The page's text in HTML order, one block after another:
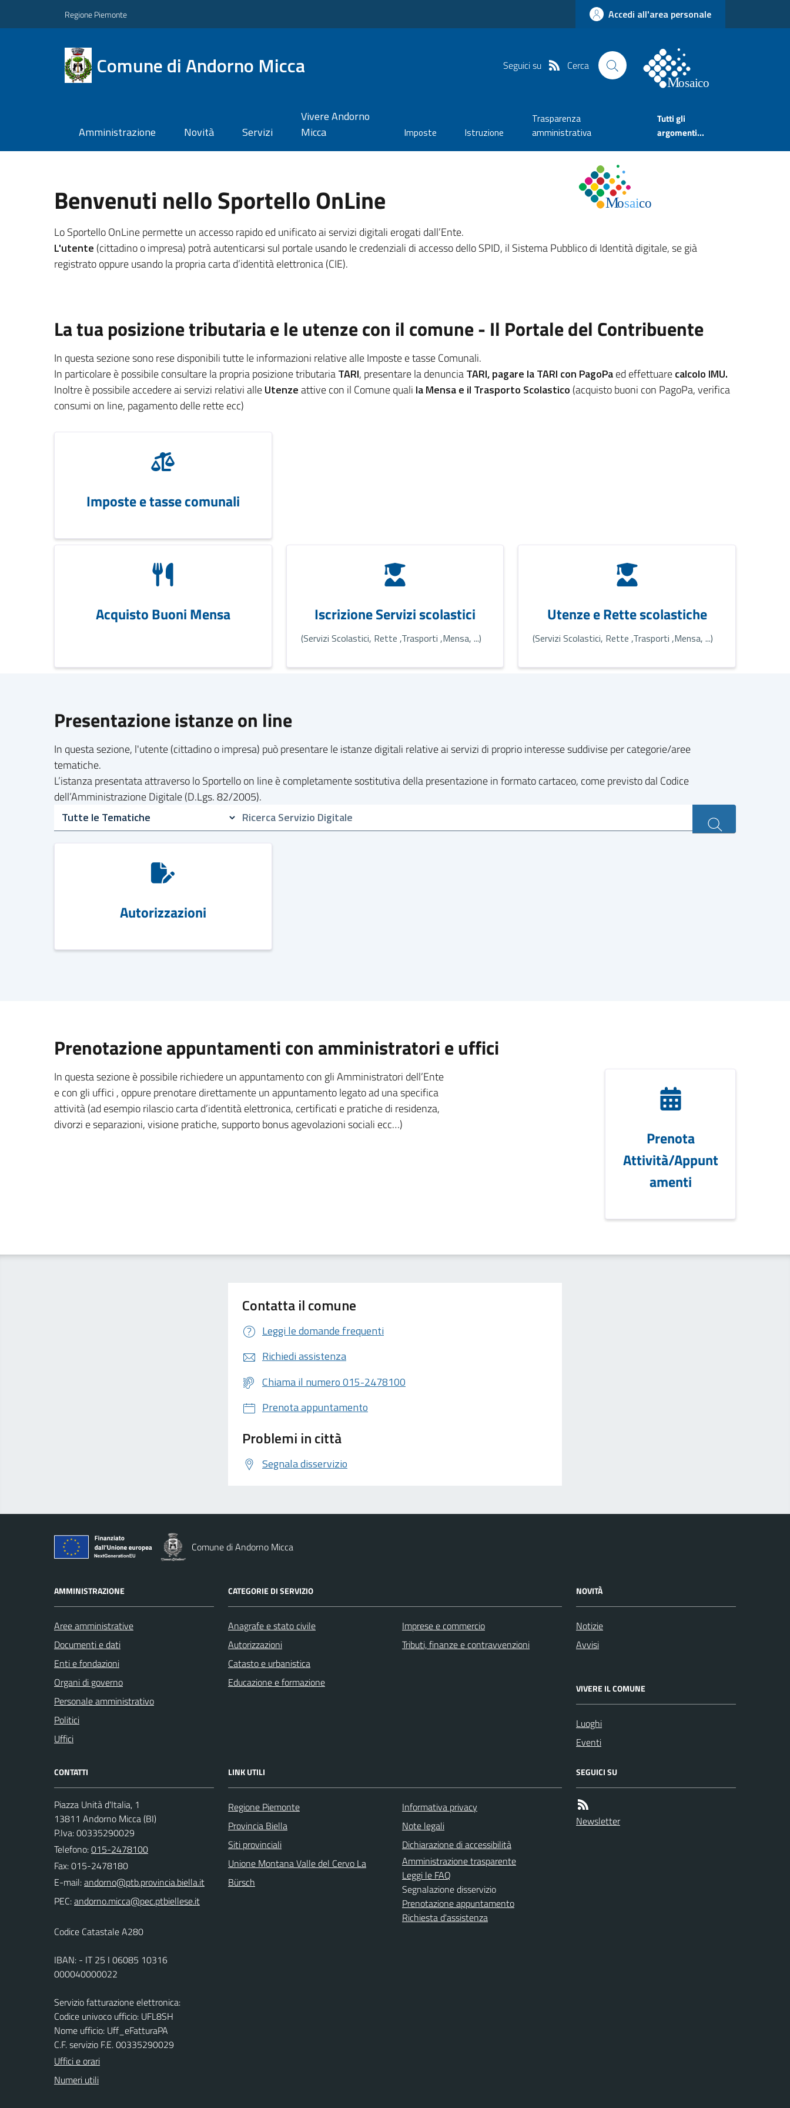
Regione Piemonte Accedi all'area personale
Comune di Andorno Micca Seguici su Cerca
Amministrazione Novità Servizi
Vivere Andorno
Micca
Imposte Istruzione
Trasparenza
amministrativa
Tutti gli
argomenti...
Benvenuti nello Sportello OnLine
Lo Sportello OnLine permette un accesso rapido ed unificato ai servizi digitali erogati dall’Ente.
L'utente (cittadino o impresa) potrà autenticarsi sul portale usando le credenziali di accesso dello SPID, il Sistema Pubblico di Identità digitale, se già
registrato oppure usando la propria carta d’identità elettronica (CIE).
La tua posizione tributaria e le utenze con il comune - Il Portale del Contribuente
In questa sezione sono rese disponibili tutte le informazioni relative alle Imposte e tasse Comunali.
In particolare è possibile consultare la propria posizione tributariaTARI, presentare la denunciaTARI, pagare la TARI con PagoPaed effettuarecalcolo IMU.
Inoltre è possibile accedere ai servizi relativi alleUtenzeattive con il Comune quali la Mensa e il Trasporto Scolastico (acquisto buoni con PagoPa, verifica
consumi on line, pagamento delle rette ecc)
Imposte e tasse comunali
Acquisto Buoni Mensa Iscrizione Servizi scolastici
(Servizi Scolastici, Rette ,Trasporti ,Mensa, ...)
Utenze e Rette scolastiche
(Servizi Scolastici, Rette ,Trasporti ,Mensa, ...)
Presentazione istanze on line
In questa sezione, l'utente (cittadino o impresa) può presentare le istanze digitali relative ai servizi di proprio interesse suddivise per categorie/aree
tematiche.
L’istanza presentata attraverso lo Sportello on line è completamente sostitutiva della presentazione in formato cartaceo, come previsto dal Codice
dell’Amministrazione Digitale (D.Lgs. 82/2005).
Autorizzazioni
Prenotazione appuntamenti con amministratori e uffici
In questa sezione è possibile richiedere un appuntamento con gli Amministratori dell’Ente
e con gli uffici , oppure prenotare direttamente un appuntamento legato ad una specifica
attività (ad esempio rilascio carta d’identità elettronica, certificati e pratiche di residenza,
divorzi e separazioni, visione pratiche, supporto bonus agevolazioni sociali ecc…)
Prenota
Attività/Appunt
amenti
Contatta il comune
Leggi le domande frequenti
Richiedi assistenza
Chiama il numero 015-2478100
Prenota appuntamento
Problemi in città
Segnala disservizio
Comune di Andorno Micca
AMMINISTRAZIONE
Aree amministrative
Documenti e dati
Enti e fondazioni
Organi di governo
Personale amministrativo
Politici
Uffici
CATEGORIE DI SERVIZIO
Anagrafe e stato civile
Autorizzazioni
Catasto e urbanistica
Educazione e formazione
Imprese e commercio
Tributi, finanze e contravvenzioni
NOVITÀ
Notizie
Avvisi
VIVERE IL COMUNE
Luoghi
Eventi
CONTATTI
Piazza Unità d'Italia, 1
13811 Andorno Micca (BI)
P.Iva: 00335290029
Telefono:015-2478100
Fax: 015-2478180
E-mail:
PEC:
Codice Catastale A280
IBAN: - IT 25 I 06085 10316
000040000022
Servizio fatturazione elettronica:
Codice univoco ufficio: UFL8SH
Nome ufficio: Uff_eFatturaPA
C.F. servizio F.E. 00335290029
Uffici e orari
Numeri utili
LINK UTILI
Regione Piemonte
Provincia Biella
Siti provinciali
Unione Montana Valle del Cervo La
Bürsch
Informativa privacy
Note legali
Dichiarazione di accessibilità
Amministrazione trasparente
Leggi le FAQ
Segnalazione disservizio
Prenotazione appuntamento
Richiesta d'assistenza
SEGUICI SU
Newsletter